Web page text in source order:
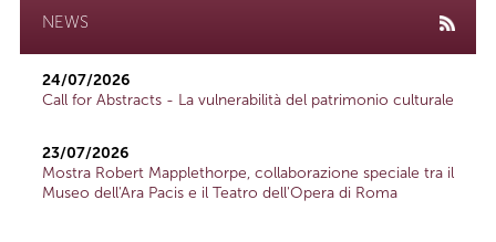
NEWS
24/07/2026
Call for Abstracts - La vulnerabilità del patrimonio culturale
23/07/2026
Mostra Robert Mapplethorpe, collaborazione speciale tra il
Museo dell'Ara Pacis e il Teatro dell'Opera di Roma